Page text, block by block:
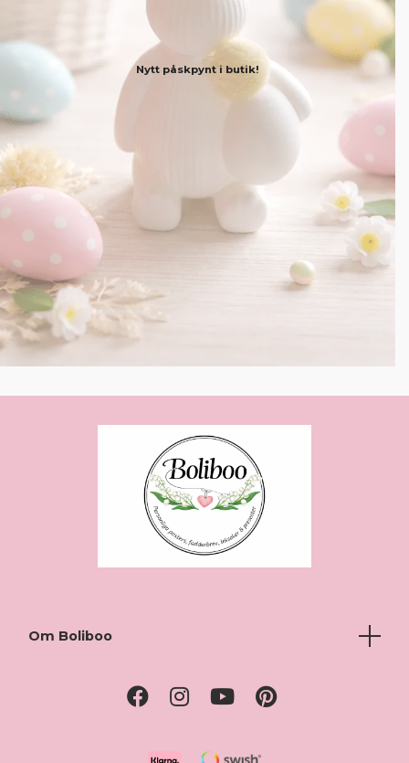
Nytt påskpynt i butik!
Om Boliboo